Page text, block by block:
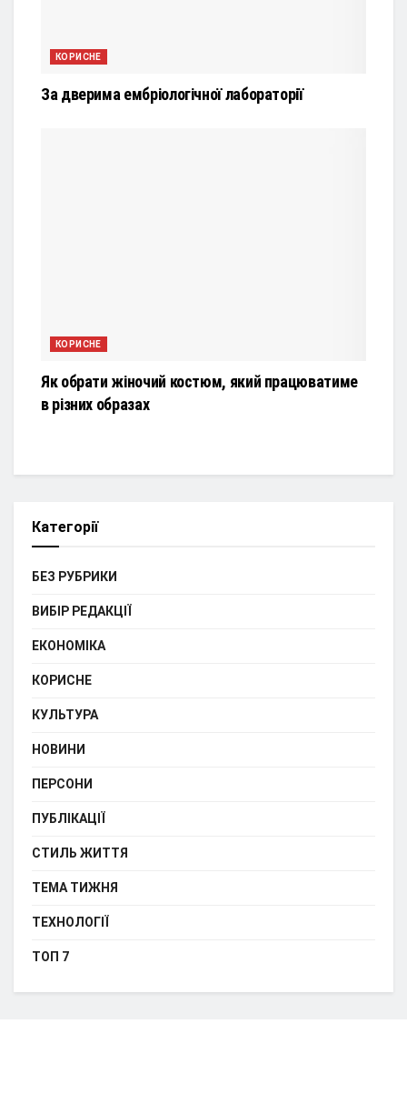
КОРИСНЕ
За дверима ембріологічної лабораторії
КОРИСНЕ
Як обрати жіночий костюм, який працюватиме
в різних образах
Категорії
БЕЗ РУБРИКИ
ВИБІР РЕДАКЦІЇ
ЕКОНОМІКА
КОРИСНЕ
КУЛЬТУРА
НОВИНИ
ПЕРСОНИ
ПУБЛІКАЦІЇ
СТИЛЬ ЖИТТЯ
ТЕМА ТИЖНЯ
ТЕХНОЛОГІЇ
ТОП 7